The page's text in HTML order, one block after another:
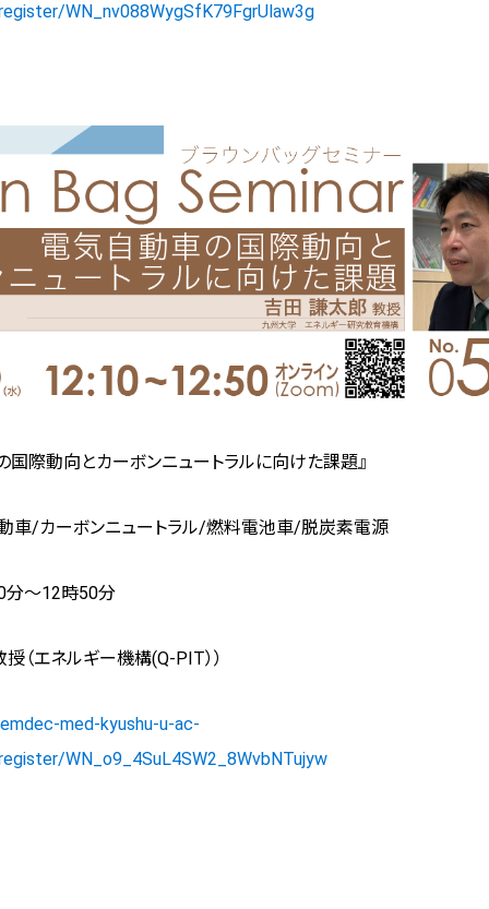
WN_nv088WygSfK79FgrUlaw3g
国際動向とカーボンニュートラルに向けた課題』
車/カーボンニュートラル/燃料電池車/脱炭素電源
分～12時50分
（エネルギー機構(Q-PIT））
med-kyushu-u-ac-
WN_o9_4SuL4SW2_8WvbNTujyw